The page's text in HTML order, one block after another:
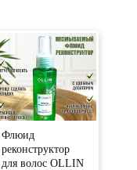
Флюид
реконструктор
для волос OLLIN